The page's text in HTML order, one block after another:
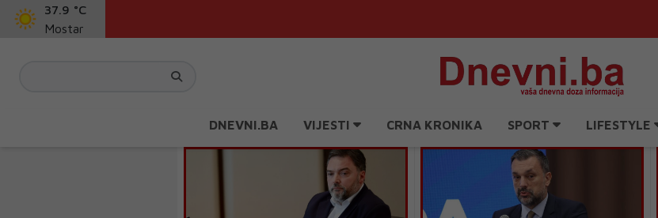
37.9 °C
Mostar
DNEVNI.BA VIJESTI CRNA KRONIKA SPORT LIFESTYLE